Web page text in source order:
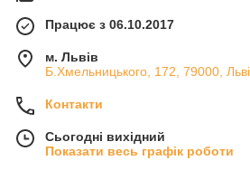
Працює з 06.10.2017
м. Львів
Б.Хмельницького, 172, 79000,
Контакти
Сьогодні вихідний
Показати весь графік роботи